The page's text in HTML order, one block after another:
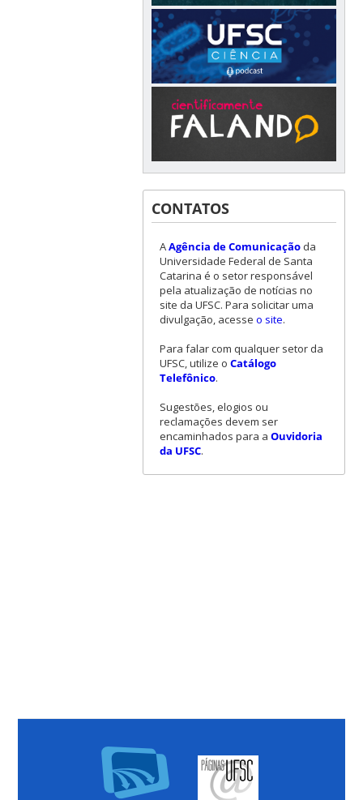
CONTATOS
AAgência de Comunicaçãoda
Universidade Federal de Santa
Catarina é o setor responsável
pela atualização de notícias no
site da UFSC. Para solicitar uma
divulgação, acesse o site.
Para falar com qualquer setor da
UFSC, utilize o Catálogo
Telefônico.
Sugestões, elogios ou
reclamações devem ser
encaminhados para a Ouvidoria
da UFSC.